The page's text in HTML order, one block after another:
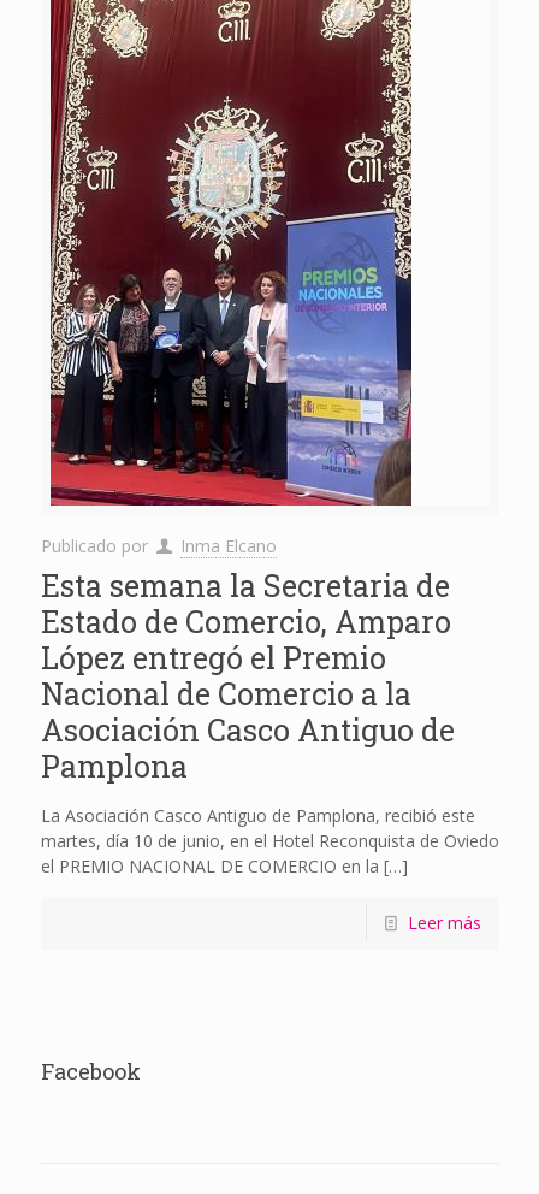
Publicado por Inma Elcano
Esta semana la Secretaria de
Estado de Comercio, Amparo
López entregó el Premio
Nacional de Comercio a la
Asociación Casco Antiguo de
Pamplona
La Asociación Casco Antiguo de Pamplona, recibió este
martes, día 10 de junio, en el Hotel Reconquista de Oviedo
el PREMIO NACIONAL DE COMERCIO en la […]
Leer más
Facebook